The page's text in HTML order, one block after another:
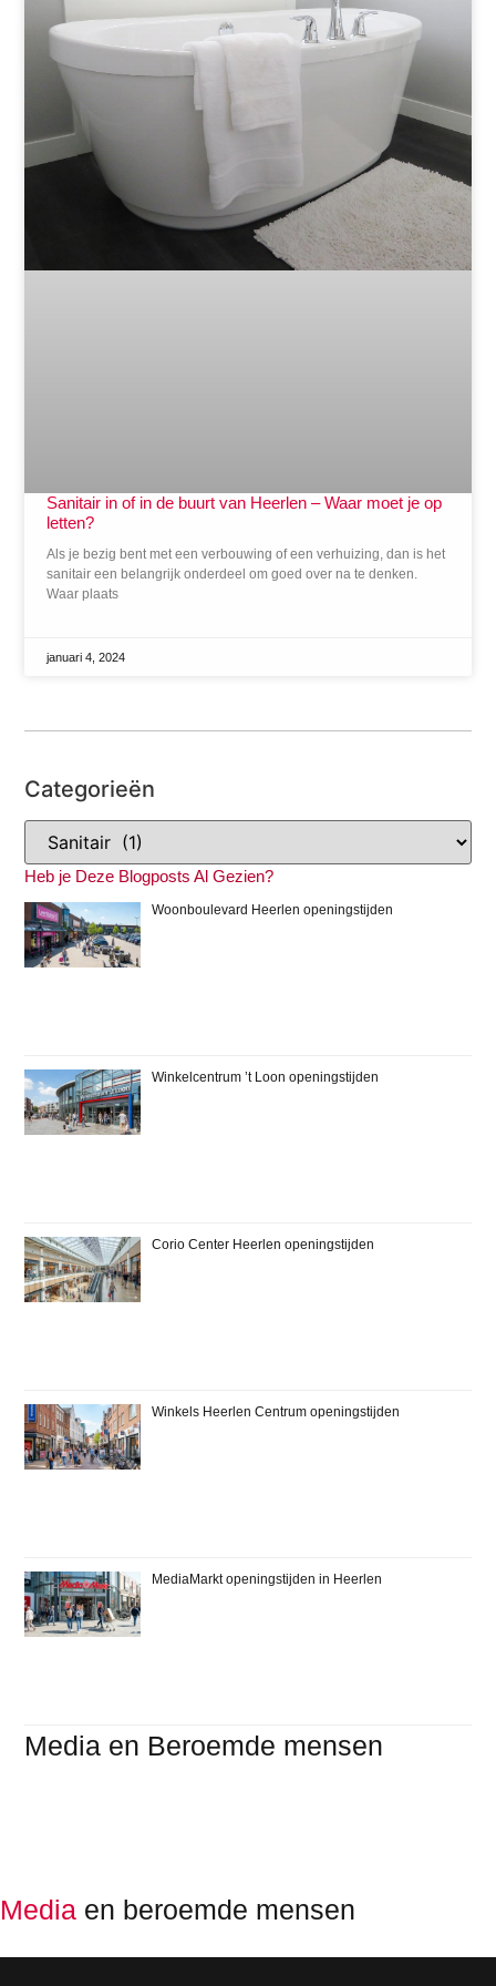
Categorieën
Heb je Deze Blogposts Al Gezien?
Woonboulevard Heerlen openingstijden
Winkelcentrum ’t Loon openingstijden
Corio Center Heerlen openingstijden
Winkels Heerlen Centrum openingstijden
MediaMarkt openingstijden in Heerlen
Media en Beroemde mensen
Sanitair in of in de buurt van Heerlen – Waar moet je op
letten?
Als je bezig bent met een verbouwing of een verhuizing, dan is het
sanitair een belangrijk onderdeel om goed over na te denken.
Waar plaats
januari 4, 2024
Media en beroemde mensen